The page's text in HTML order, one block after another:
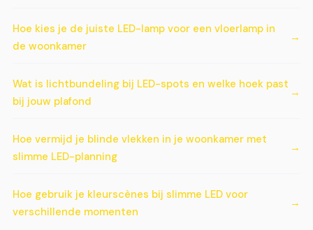
Hoe kies je de juiste LED-lamp voor een vloerlamp in
de woonkamer
Wat is lichtbundeling bij LED-spots en welke hoek past
bij jouw plafond
Hoe vermijd je blinde vlekken in je woonkamer met
slimme LED-planning
Hoe gebruik je kleurscènes bij slimme LED voor
verschillende momenten